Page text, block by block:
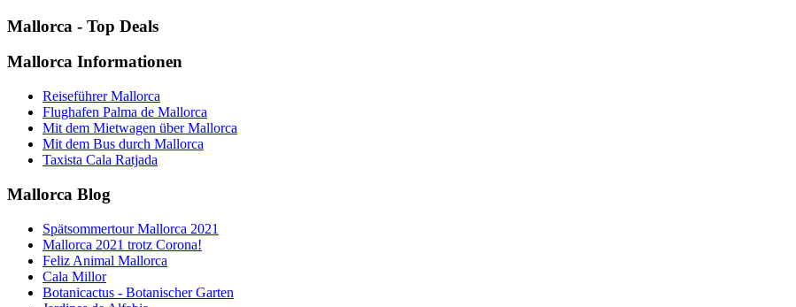
Mallorca - Top Deals
Mallorca Informationen
Reiseführer Mallorca
Flughafen Palma de Mallorca
Mit dem Mietwagen über Mallorca
Mit dem Bus durch Mallorca
Taxista Cala Ratjada
Mallorca Blog
Spätsommertour Mallorca 2021
Mallorca 2021 trotz Corona!
Feliz Animal Mallorca
Cala Millor
Botanicactus - Botanischer Garten